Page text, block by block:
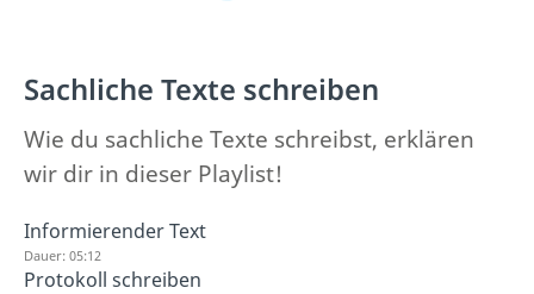
Sachliche Texte schreiben
Wie du sachliche Texte schreibst, erklären
wir dir in dieser Playlist!
Informierender Text
Dauer: 05:12
Protokoll schreiben